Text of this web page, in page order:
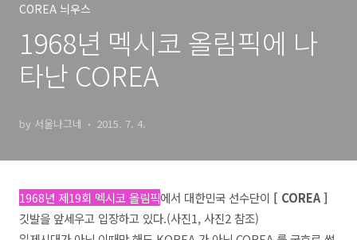
COREA 늬우스
1968년 멕시코 올림픽에 나
타난 COREA
by 서울나그네 2015. 7. 4.
1968년 제19회 멕시코 올림픽에서 대한민국 선수단이 [ COREA ]
깃발을 앞세우고 입장하고 있다.(사진1, 사진2 참조)